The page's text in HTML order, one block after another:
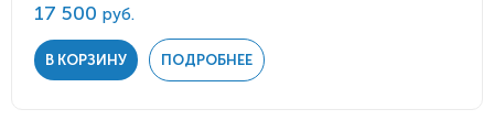
17 500 руб.
В КОРЗИНУ ПОДРОБНЕЕ